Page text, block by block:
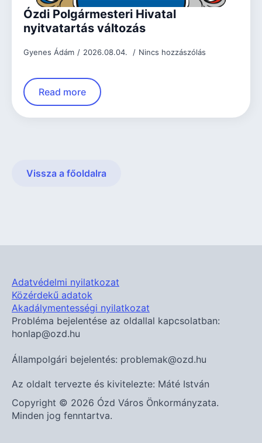
Ózdi Polgármesteri Hivatal
nyitvatartás változás
Gyenes Ádám 2026.08.04. Nincs hozzászólás
Read more
Vissza a főoldalra
Adatvédelmi nyilatkozat
Közérdekű adatok
Akadálymentességi nyilatkozat
Probléma bejelentése az oldallal kapcsolatban:
honlap@ozd.hu
Állampolgári bejelentés: problemak@ozd.hu
Az oldalt tervezte és kivitelezte: Máté István
Copyright © 2026 Ózd Város Önkormányzata.
Minden jog fenntartva.